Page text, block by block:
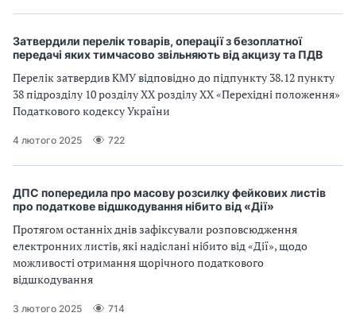
Затвердили перелік товарів, операції з безоплатної
передачі яких тимчасово звільняють від акцизу та ПДВ
Перелік затвердив КМУ відповідно до підпункту 38.12 пункту
38 підрозділу 10 розділу ХХ розділу ХХ «Перехідні положення»
Податкового кодексу України
4 лютого 2025 722
ДПС попередила про масову розсилку фейкових листів
про податкове відшкодування нібито від «Дії»
Протягом останніх днів зафіксували розповсюдження
електронних листів, які надіслані нібито від «Дії», щодо
можливості отримання щорічного податкового
відшкодування
3 лютого 2025 714